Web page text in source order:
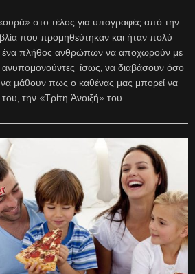
στο τέλος για υπογραφές από την
που προμηθεύτηκαν και ήταν πολύ
ένα πλήθος ανθρώπων να αποχωρούν με
ανυπομονούντες, ίσως, να διαβάσουν όσο
να μάθουν πως ο καθένας μας μπορεί να
την «Τρίτη Άνοιξή» του.